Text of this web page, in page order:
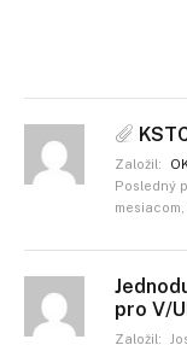
Založil:
Posledný
pro V/
Založil: